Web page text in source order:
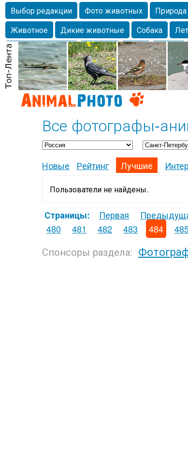
Выбор редакции Фото животных Природа
Животное
Дикие животные Собака
Млекопитающие
Красота Фото Озеро
любимцы
Волгоград Лебедь Город
Спаниель
Все фотографы-
Новые Рейтинг Лучшие
Пользователи не найдены.
Страницы: Первая
480
481 482 483 484
Спонсоры раздела: